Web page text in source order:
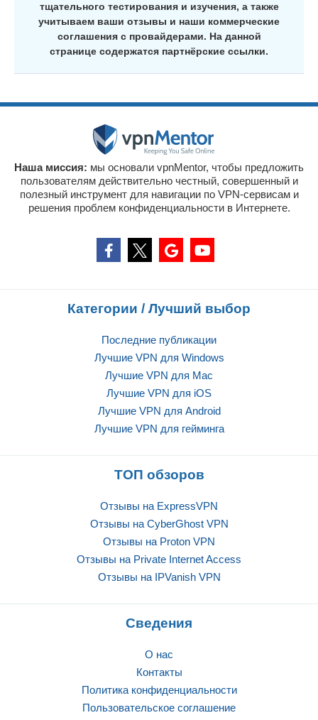
тщательного тестирования и изучения, а также
учитываем ваши отзывы и наши коммерческие
соглашения с провайдерами. На данной
странице содержатся партнёрские ссылки.
Наша миссия: мы основали vpnMentor, чтобы предложить
пользователям действительно честный, совершенный и
полезный инструмент для навигации по VPN-сервисам и
решения проблем конфиденциальности в Интернете.
Категории / Лучший выбор
Последние публикации
Лучшие VPN для Windows
Лучшие VPN для Mac
Лучшие VPN для iOS
Лучшие VPN для Android
Лучшие VPN для гейминга
ТОП обзоров
Отзывы на ExpressVPN
Отзывы на CyberGhost VPN
Отзывы на Proton VPN
Отзывы на Private Internet Access
Отзывы на IPVanish VPN
Сведения
О нас
Контакты
Политика конфиденциальности
Пользовательское соглашение